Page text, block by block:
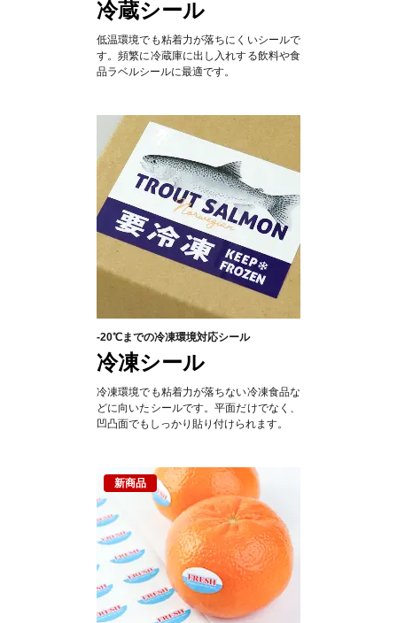
冷蔵シール
低温環境でも粘着力が落ちにくいシールで
す。頻繁に冷蔵庫に出し入れする飲料や食
品ラベルシールに最適です。
-20℃までの冷凍環境対応シール
冷凍シール
冷凍環境でも粘着力が落ちない冷凍食品な
どに向いたシールです。平面だけでなく、
凹凸面でもしっかり貼り付けられます。